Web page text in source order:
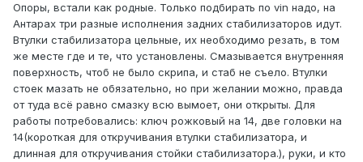
Опоры, встали как родные. Только подбирать по vin надо, на
Антарах три разные исполнения задних стабилизаторов идут.
Втулки стабилизатора цельные, их необходимо резать, в том
же месте где и те, что установлены. Смазывается внутренняя
поверхность, чтоб не было скрипа, и стаб не съело. Втулки
стоек мазать не обязательно, но при желании можно, правда
от туда всё равно смазку всю вымоет, они открыты. Для
работы потребовались: ключ рожковый на 14, две головки на
14(короткая для откручивания втулки стабилизатора, и
длинная для откручивания стойки стабилизатора.), руки, и кто